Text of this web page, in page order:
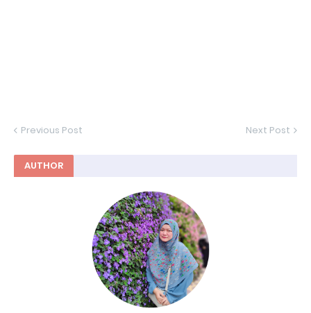
Previous Post Next Post
AUTHOR